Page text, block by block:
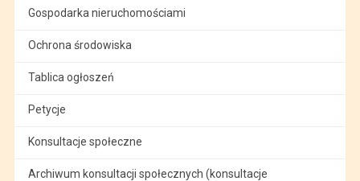
Gospodarka nieruchomościami
Ochrona środowiska
Tablica ogłoszeń
Petycje
Konsultacje społeczne
Archiwum konsultacji społecznych (konsultacje